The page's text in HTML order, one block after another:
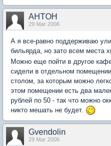
AHTOH
29 Mar 2006
А я все-равно поддерживаю
бильярда, но зато всем места
Можно еще пойти в другое
сидели в отдельном
столом, за которым можно
этом помещении есть два
рублей по 50 - так что можно
никто мешать не будет.
Gvendolin
29 Mar 2006